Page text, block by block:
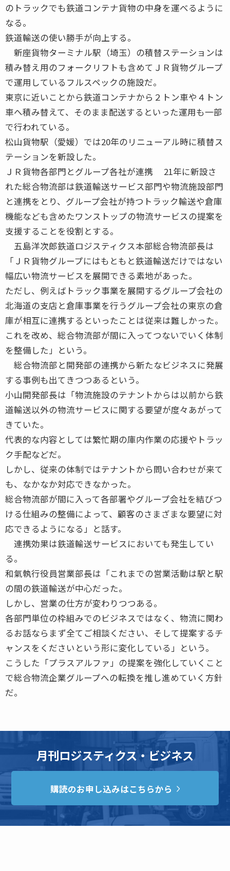
のトラックでも鉄道コンテナ貨物の中身を運べるように
なる。
鉄道輸送の使い勝手が向上する。
新座貨物ターミナル駅（埼玉）の積替ステーションは
積み替え用のフォークリフトも含めてＪＲ貨物グループ
で運用しているフルスペックの施設だ。
東京に近いことから鉄道コンテナから２トン車や４トン
車へ積み替えて、そのまま配送するといった運用も一部
で行われている。
松山貨物駅（愛媛）では20年のリニューアル時に積替ス
テーションを新設した。
ＪＲ貨物各部門とグループ各社が連携 21年に新設さ
れた総合物流部は鉄道輸送サービス部門や物流施設部門
と連携をとり、グループ会社が持つトラック輸送や倉庫
機能なども含めたワンストップの物流サービスの提案を
支援することを役割とする。
五島洋次郎鉄道ロジスティクス本部総合物流部長は
「ＪＲ貨物グループにはもともと鉄道輸送だけではない
幅広い物流サービスを展開できる素地があった。
ただし、例えばトラック事業を展開するグループ会社の
北海道の支店と倉庫事業を行うグループ会社の東京の倉
庫が相互に連携するといったことは従来は難しかった。
これを改め、総合物流部が間に入ってつないでいく体制
を整備した」という。
総合物流部と開発部の連携から新たなビジネスに発展
する事例も出てきつつあるという。
小山開発部長は「物流施設のテナントからは以前から鉄
道輸送以外の物流サービスに関する要望が度々あがって
きていた。
代表的な内容としては繁忙期の庫内作業の応援やトラッ
ク手配などだ。
しかし、従来の体制ではテナントから問い合わせが来て
も、なかなか対応できなかった。
総合物流部が間に入って各部署やグループ会社を結びつ
ける仕組みの整備によって、顧客のさまざまな要望に対
応できるようになる」と話す。
連携効果は鉄道輸送サービスにおいても発生してい
る。
和氣執行役員営業部長は「これまでの営業活動は駅と駅
の間の鉄道輸送が中心だった。
しかし、営業の仕方が変わりつつある。
各部門単位の枠組みでのビジネスではなく、物流に関わ
るお話ならまず全てご相談ください、そして提案するチ
ャンスをくださいという形に変化している」という。
こうした「プラスアルファ」の提案を強化していくこと
で総合物流企業グループへの転換を推し進めていく方針
だ。
月刊ロジスティクス・ビジネス
購読のお申し込みはこちらから